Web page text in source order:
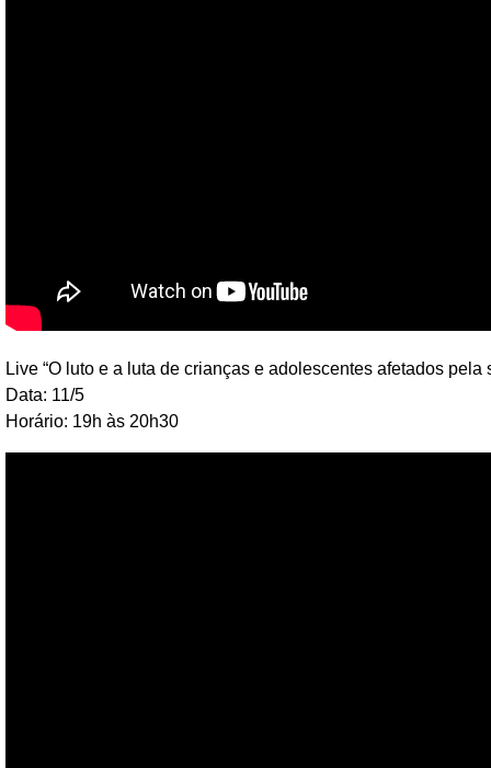
Live “O luto e a luta de crianças e adolescentes afetados pela
Data: 11/5
Horário: 19h às 20h30